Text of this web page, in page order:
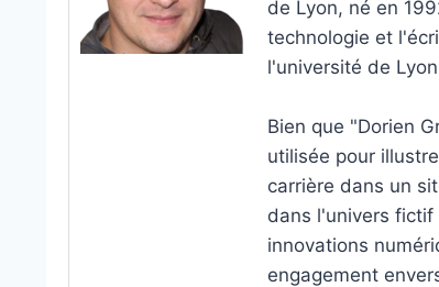
de Lyon, né en
technologie et
l'université de
Bien que "Dorien
utilisée pour
carrière dans un
dans l'univers fictif
innovations
engagement